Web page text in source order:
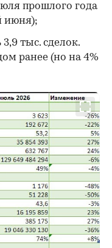
прошлого года
июня);
тыс. сделок.
ранее (но на 4%